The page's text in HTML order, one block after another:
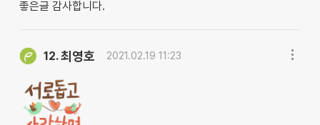
좋은글 감사합니다.
12.최영호 2021.02.19 11:23